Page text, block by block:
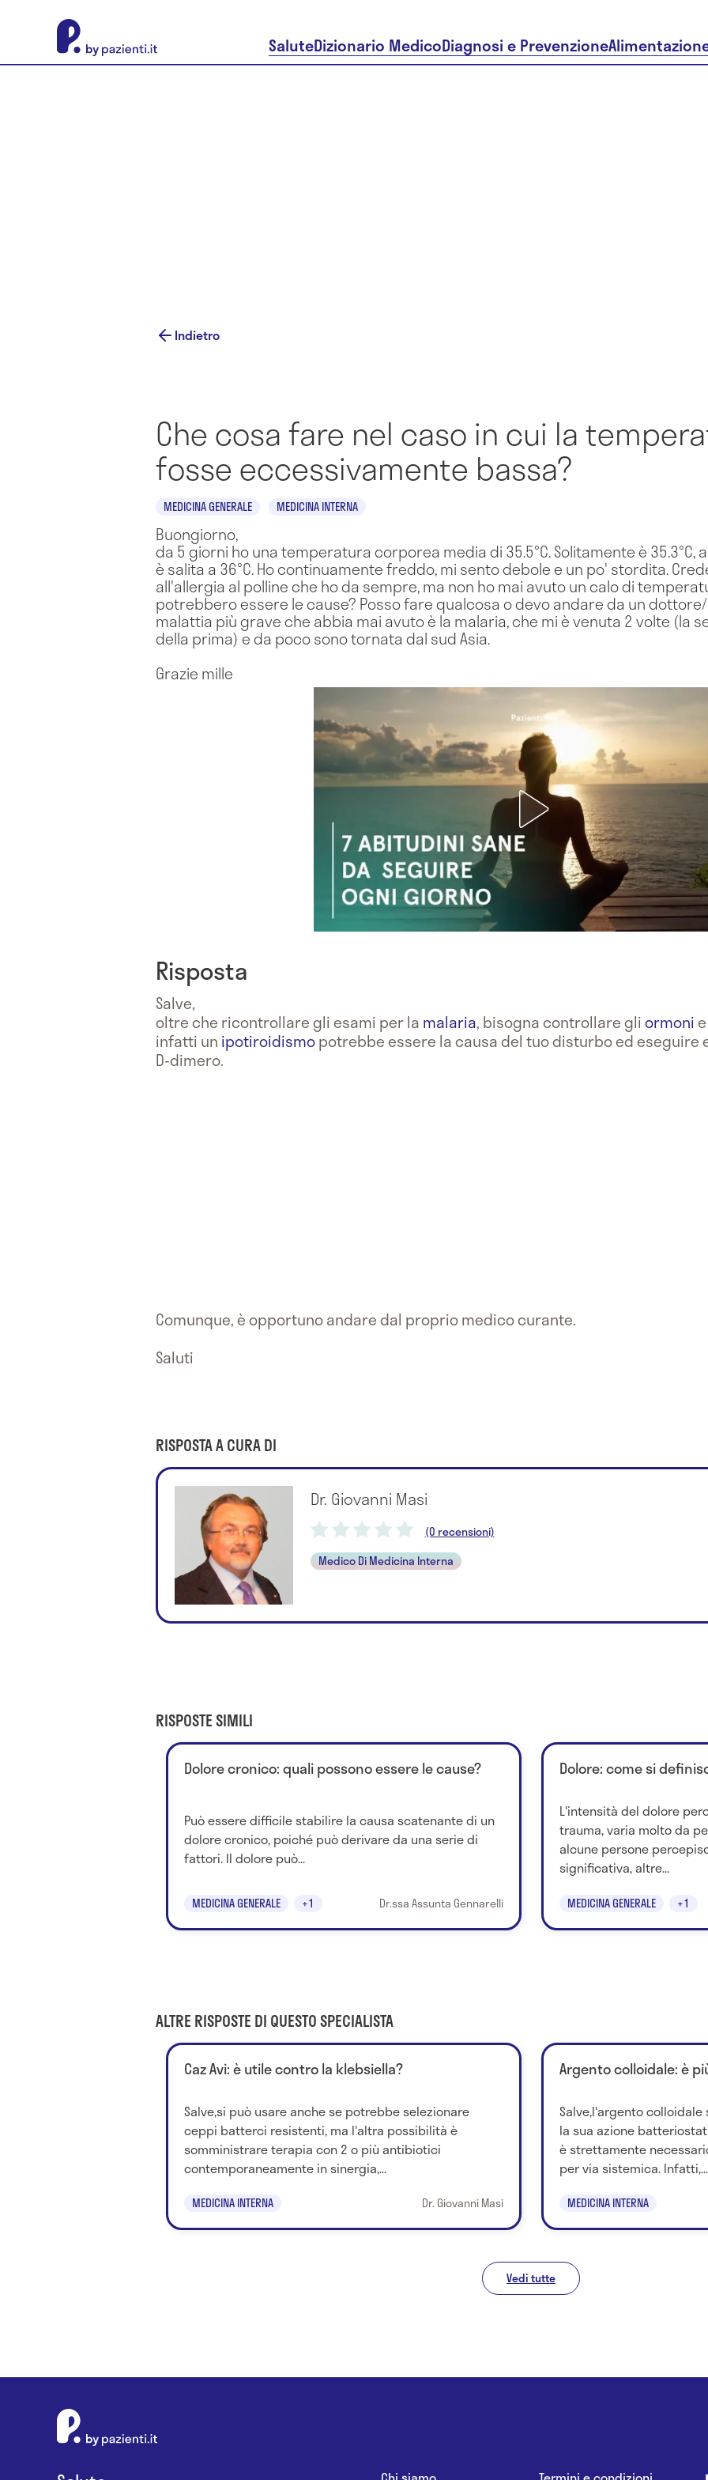
SaluteDizionario MedicoDiagnosi e Prevenzione
Indietro
Che cosa fare nel caso in cui la
fosse eccessivamente bassa?
MEDICINA GENERALE MEDICINA INTERNA
Buongiorno,
da 5 giorni ho una temperatura corporea media di 35.5°C. Solitamente è 35.3°C,
è salita a 36°C. Ho continuamente freddo, mi sento debole e un po' stordita.
all'allergia al polline che ho da sempre, ma non ho mai avuto un calo di
potrebbero essere le cause? Posso fare qualcosa o devo andare da un
malattia più grave che abbia mai avuto è la malaria, che mi è venuta 2 volte (la
della prima) e da poco sono tornata dal sud Asia.
Grazie mille
Risposta
Salve,
oltre che ricontrollare gli esami per la malaria, bisogna controllare gliormoni
infatti un ipotiroidismopotrebbe essere la causa del tuo disturbo ed eseguire
D-dimero.
Comunque, è opportuno andare dal proprio medico curante.
Saluti
RISPOSTA A CURA DI
Dr. Giovanni Masi
(0 recensioni)
Medico Di Medicina Interna
RISPOSTE SIMILI
Dolore cronico: quali possono essere le cause?
Può essere difficile stabilire la causa scatenante di un
dolore cronico, poiché può derivare da una serie di
fattori. Il dolore può...
MEDICINA GENERALE +1 Dr.ssa Assunta Gennarelli
Dolore: come si
L'intensità del dolore
trauma, varia molto da
alcune persone
significativa, altre...
MEDICINA GENERALE +1
ALTRE RISPOSTE DI QUESTO SPECIALISTA
Caz Avi: è utile contro la klebsiella?
Salve,si può usare anche se potrebbe selezionare
ceppi batterci resistenti, ma l'altra possibilità è
somministrare terapia con 2 o più antibiotici
contemporaneamente in sinergia,...
MEDICINA INTERNA Dr. Giovanni Masi
Argento colloidale: è
Salve,l'argento
la sua azione
è strettamente
per via sistemica. Infatti,...
MEDICINA INTERNA
Vedi tutte